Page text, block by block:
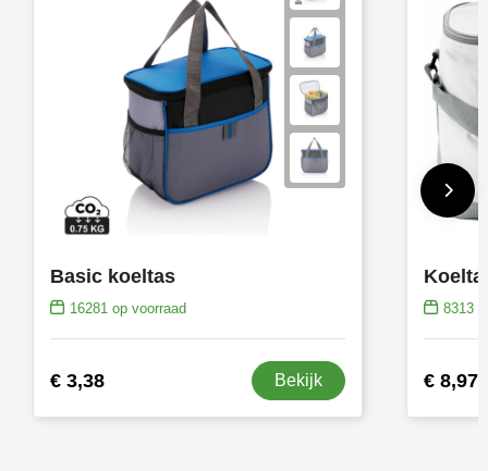
Basic koeltas
16281op voorraad
€ 3,38 Bekijk
8313
€ 8,97